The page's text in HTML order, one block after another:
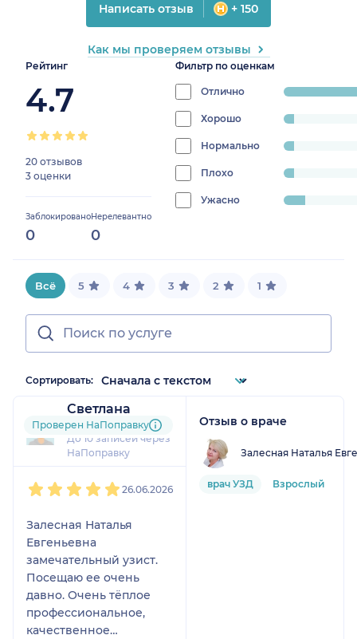
Рейтинг
4.7
20 отзывов
3 оценки
Заблокировано
0
Нерелевантно
0
Фильтр по оценкам
Отличноprogress:
Хорошо
4.3478260869565215%
Нормально
4.3478260869565215%
Плохо
progress:
4.3478260869565215%
Ужасно
8.695652173913043%
Написать отзыв + 150
Как мы проверяем отзывы
Всё 5 4 3 2 1
Сортировать:
Светлана
22 отзыва
До 10 записей через
НаПоправку
Проверен НаПоправку
26.06.2026
Залесная Наталья
Евгеньевна
замечательный узист.
Посещаю ее очень
давно. Очень тёплое
профессиональное,
качественное
Отзыв о враче
Залесная Наталья
врач УЗД Взрослый